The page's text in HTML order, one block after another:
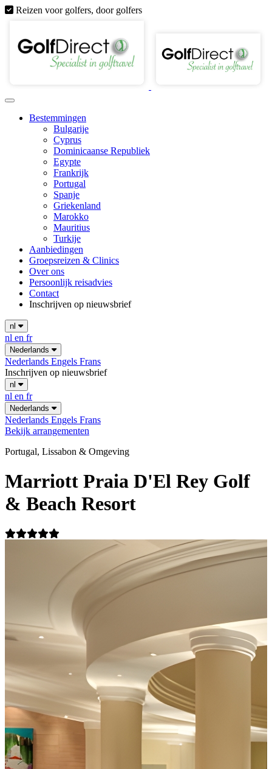
Reizen voor golfers, door golfers
Bestemmingen
Bulgarije
Cyprus
Dominicaanse Republiek
Egypte
Frankrijk
Portugal
Spanje
Griekenland
Marokko
Mauritius
Turkije
Aanbiedingen
Groepsreizen & Clinics
Over ons
Persoonlijk reisadvies
Contact
Inschrijven op nieuwsbrief
nl
nl en fr
Nederlands
Nederlands Engels Frans
Inschrijven op nieuwsbrief
nl
nl en fr
Nederlands
Nederlands Engels Frans
Bekijk arrangementen
Portugal, Lissabon & Omgeving
Marriott Praia D'El Rey Golf
& Beach Resort